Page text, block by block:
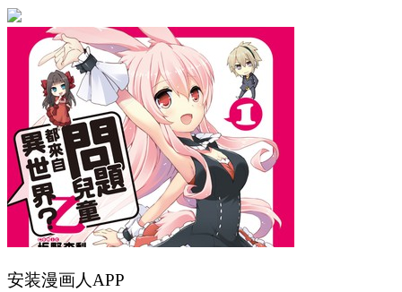
安装漫画人APP